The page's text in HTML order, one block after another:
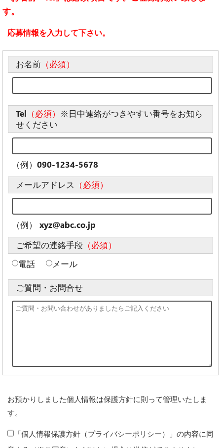
す。
応募情報を入力して下さい。
お名前 （必須）
Tel （必須） ※日中連絡がつきやすい番号をお知ら
せください
（例）090-1234-5678
メールアドレス （必須）
（例） xyz@abc.co.jp
ご希望の連絡手段 （必須）
電話
メール
ご質問・お問合せ
お預かりしました個人情報は保護方針に則って管理いたしま
す。
「個人情報保護方針（プライバシーポリシー）」の内容に同